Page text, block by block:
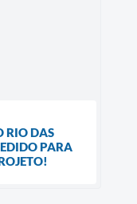
RIO DAS
PARA